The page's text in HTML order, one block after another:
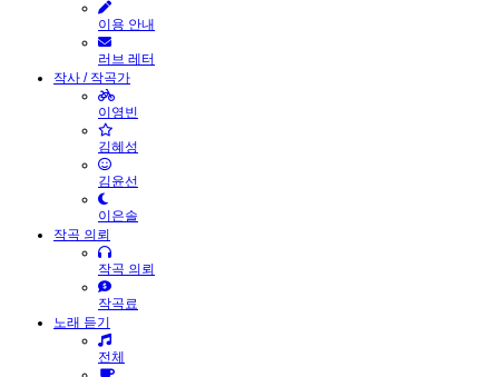
이용 안내
러브 레터
작사 / 작곡가
이영빈
김혜성
김윤선
이은솔
작곡 의뢰
작곡 의뢰
작곡료
노래 듣기
전체